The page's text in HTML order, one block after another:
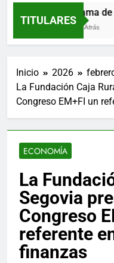
TITULARES
Programa de
8 Horas Atrás
Inicio 2026
La Fundación Caja
Congreso EM+FI un
ECONOMÍA
La
Segovia
Congreso
referente
finanzas